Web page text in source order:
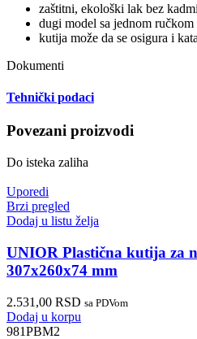
zaštitni, ekološki lak bez
dugi model sa jednom ručkom
kutija može da se osigura i
Dokumenti
Tehnički podaci
Povezani proizvodi
Do isteka zaliha
Uporedi
Brzi pregled
Dodaj u listu želja
UNIOR Plastična kutija za
307x260x74 mm
2.531,00 RSD sa PDVom
Dodaj u korpu
981PBM2